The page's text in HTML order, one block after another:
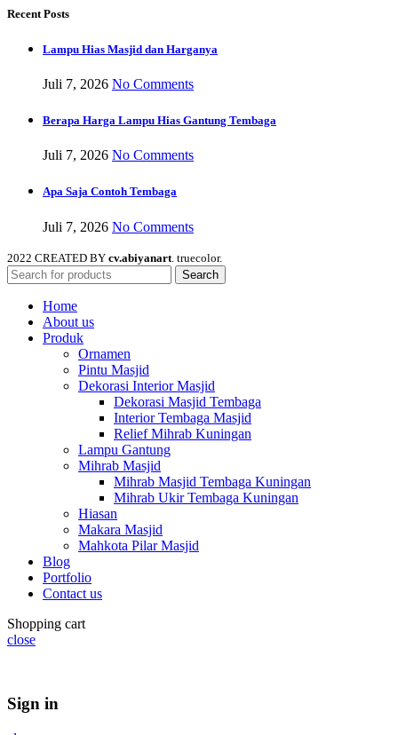
Recent Posts
Lampu Hias Masjid dan Harganya
Juli 7, 2026 No Comments
Berapa Harga Lampu Hias Gantung Tembaga
Juli 7, 2026 No Comments
Apa Saja Contoh Tembaga
Juli 7, 2026 No Comments
2022 CREATED BY cv.abiyanart . truecolor.
Search
Home
About us
Produk
Ornamen
Pintu Masjid
Dekorasi Interior Masjid
Dekorasi Masjid Tembaga
Interior Tembaga Masjid
Relief Mihrab Kuningan
Lampu Gantung
Mihrab Masjid
Mihrab Masjid Tembaga Kuningan
Mihrab Ukir Tembaga Kuningan
Hiasan
Makara Masjid
Mahkota Pilar Masjid
Blog
Portfolio
Contact us
Shopping cart
close
Sign in